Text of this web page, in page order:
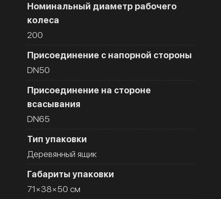
Номинальный диаметр рабочего
колеса
200
Присоединение с напорной стороны
DN50
Присоединение на стороне
всасывания
DN65
Тип упаковки
Деревянный ящик
Габариты упаковки
71×38×50 см